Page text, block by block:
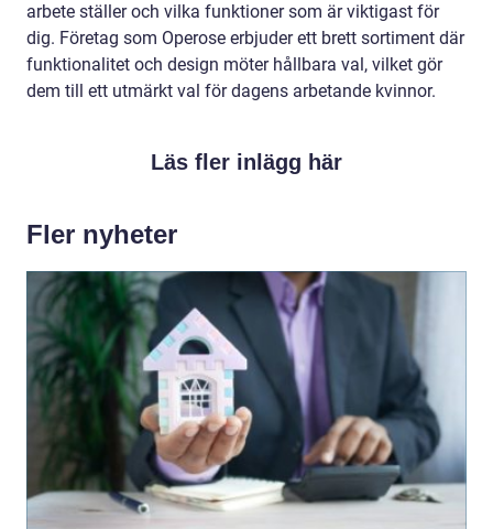
arbete ställer och vilka funktioner som är viktigast för
dig. Företag som Operose erbjuder ett brett sortiment där
funktionalitet och design möter hållbara val, vilket gör
dem till ett utmärkt val för dagens arbetande kvinnor.
Läs fler inlägg här
Fler nyheter